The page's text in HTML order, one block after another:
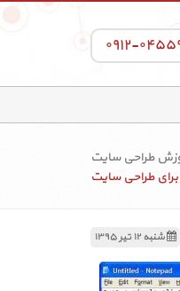
۰۴۵۵۹۳۵
طراحی سایت
طراحی سایت
شنبه ۱۲ تیر ۱۳۹۵